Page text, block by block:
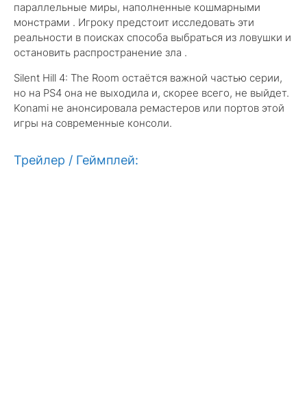
параллельные миры, наполненные кошмарными
монстрами . Игроку предстоит исследовать эти
реальности в поисках способа выбраться из ловушки и
остановить распространение зла .
Silent Hill 4: The Room остаётся важной частью серии,
но на PS4 она не выходила и, скорее всего, не выйдет.
Konami не анонсировала ремастеров или портов этой
игры на современные консоли.
Трейлер / Геймплей: